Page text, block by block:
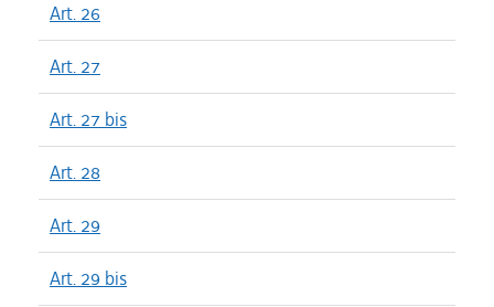
Art. 26
Art. 27
Art. 27 bis
Art. 28
Art. 29
Art. 29 bis